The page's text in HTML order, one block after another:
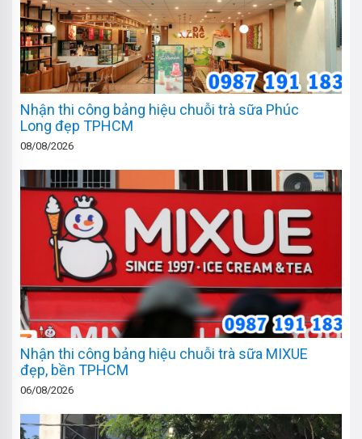
Nhận thi công bảng hiệu chuỗi trà sữa Phúc
Long đẹp TPHCM
08/08/2026
Nhận thi công bảng hiệu chuỗi trà sữa MIXUE
đẹp, bền TPHCM
06/08/2026